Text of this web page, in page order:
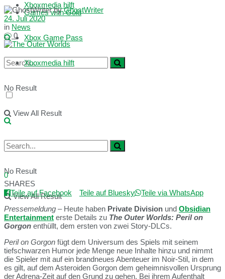
Xboxmedia hilft
No Result
View All Result
Games with Gold
Xbox Game Pass
Xboxmedia hilft
No Result
View All Result
by GhostWriter
24. Juli 2020
in News
0
0
SHARES
Teile auf Facebook
Teile auf Bluesky
Teile via WhatsApp
Pressemeldung – Heute haben Private Division und Obsidian
Entertainment erste Details zu The Outer Worlds: Peril on
Gorgon enthüllt, dem ersten von zwei Story-DLCs.
Peril on Gorgon fügt dem Universum des Spiels mit seinem
tiefschwarzen Humor jede Menge neue Inhalte hinzu und nimmt
die Spieler mit auf ein brandneues Abenteuer im Noir-Stil, in dem
es gilt, auf dem Asteroiden Gorgon dem geheimnisvollen Ursprung
der Adrena-Zeit auf den Grund zu gehen. Bei ihrem Aufenthalt